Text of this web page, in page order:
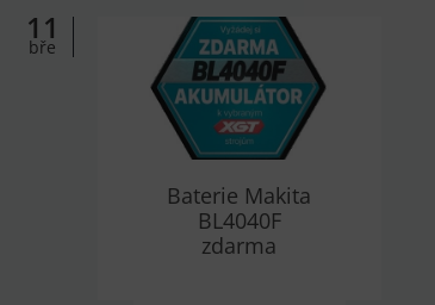
11
bře
Baterie Makita
BL4040F
zdarma